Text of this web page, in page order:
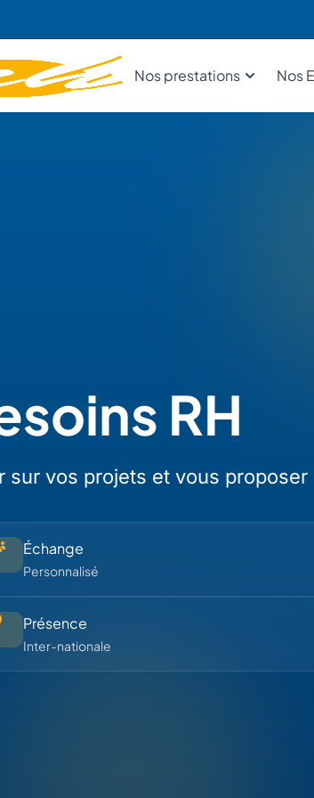
Nos prestations Nos
RH
vos projets et vous proposer
Échange
Personnalisé
Présence
Inter-nationale